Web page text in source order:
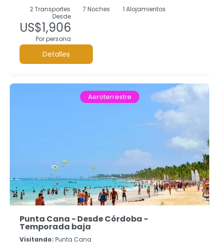
2Transportes 7 Noches
1 Alojamientos
Desde
US$1,906
Por persona
Detalles
Aeroterrestre
Punta Cana - Desde Córdoba -
Temporada baja
Visitando: Punta Cana